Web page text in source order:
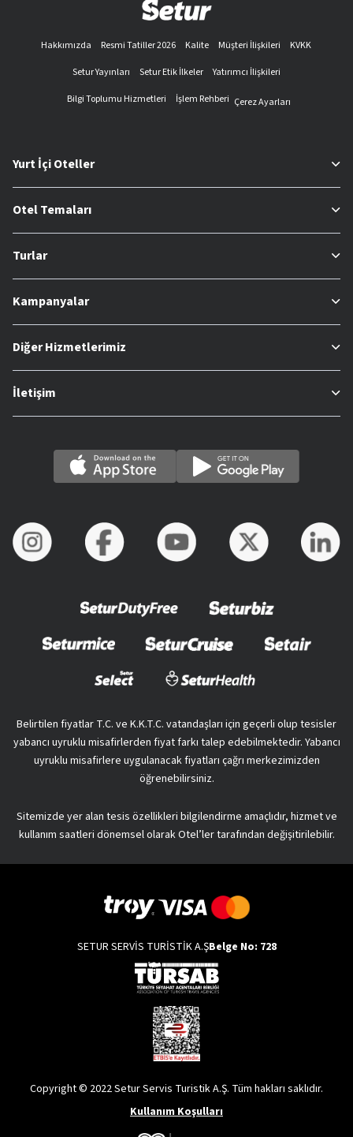
Hakkımızda Resmi Tatiller 2026 Kalite Müşteri İlişkileri
KVKK
Setur Yayınları
Setur Etik İlkeler
Yatırımcı İlişkileri
Bilgi Toplumu Hizmetleri
İşlem Rehberi Çerez Ayarları
Yurt İçi Oteller
Otel Temaları
Turlar
Kampanyalar
Diğer Hizmetlerimiz
İletişim
Belirtilen fiyatlar T.C. ve K.K.T.C. vatandaşları için geçerli olup tesisler
yabancı uyruklu misafirlerden fiyat farkı talep edebilmektedir. Yabancı
uyruklu misafirlere uygulanacak fiyatları çağrı merkezimizden
öğrenebilirsiniz.
Sitemizde yer alan tesis özellikleri bilgilendirme amaçlıdır, hizmet ve
kullanım saatleri dönemsel olarak Otel’ler tarafından değişitirilebilir.
SETUR SERVİS TURİSTİK A.ŞBelge No: 728
Copyright © 2022 Setur Servis Turistik A.Ş. Tüm hakları saklıdır.
Kullanım Koşulları